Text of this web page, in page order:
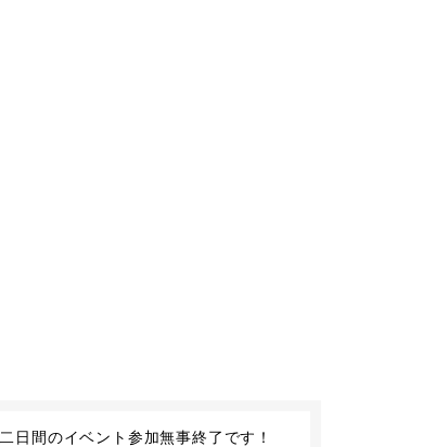
二日間のイベント参加無事終了です！